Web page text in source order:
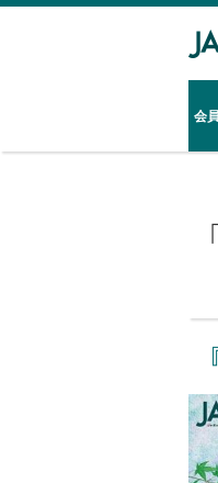
会